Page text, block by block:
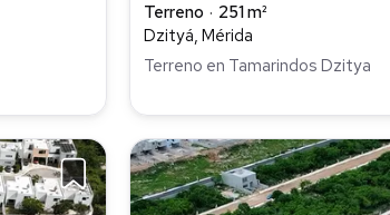
Terreno
251 m²
Dzityá, Mérida
Terreno en Tamarindos Dzitya